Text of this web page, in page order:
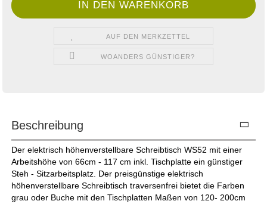
AUF DEN MERKZETTEL
WOANDERS GÜNSTIGER?
Beschreibung
Der elektrisch höhenverstellbare Schreibtisch WS52 mit einer
Arbeitshöhe von 66cm - 117 cm inkl. Tischplatte ein günstiger
Steh - Sitzarbeitsplatz. Der preisgünstige elektrisch
höhenverstellbare Schreibtisch traversenfrei bietet die Farben
grau oder Buche mit den Tischplatten Maßen von 120- 200cm